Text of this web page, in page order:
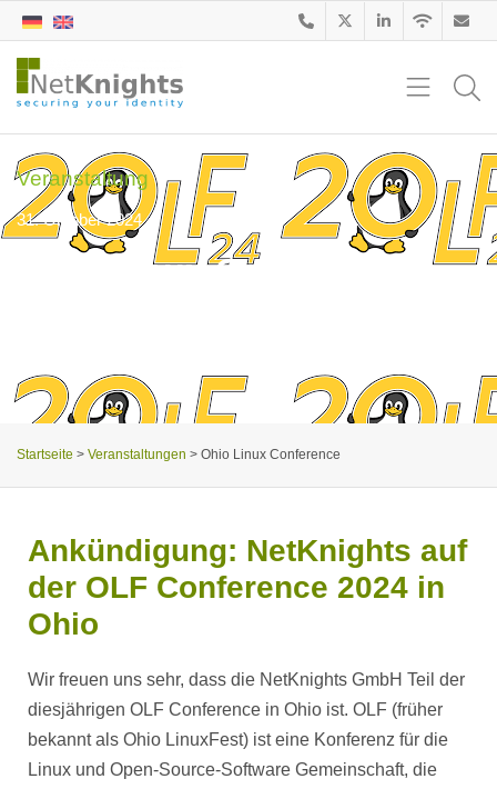
Veranstaltung
31. Oktober 2024
Ohio Linux Conference
Startseite > Veranstaltungen > Ohio Linux Conference
Ankündigung: NetKnights auf
der OLF Conference 2024 in
Ohio
Wir freuen uns sehr, dass die NetKnights GmbH Teil der
diesjährigen OLF Conference in Ohio ist. OLF (früher
bekannt als Ohio LinuxFest) ist eine Konferenz für die
Linux und Open-Source-Software Gemeinschaft, die